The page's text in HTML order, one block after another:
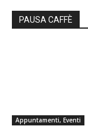
PAUSA CAFFÈ
Appuntamenti, Eventi